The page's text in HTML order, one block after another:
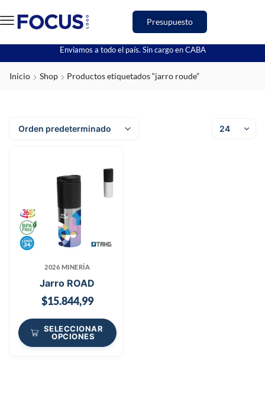
Presupuesto
Enviamos a todo el país. Sin cargo en CABA
Inicio Shop Productos etiquetados “jarro roude”
2026 MINERÍA
Jarro ROAD
$15.844,99
SELECCIONAR
OPCIONES